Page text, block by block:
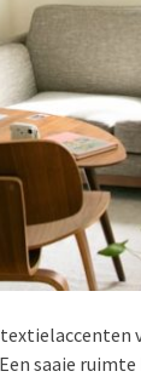
saaie ruimte